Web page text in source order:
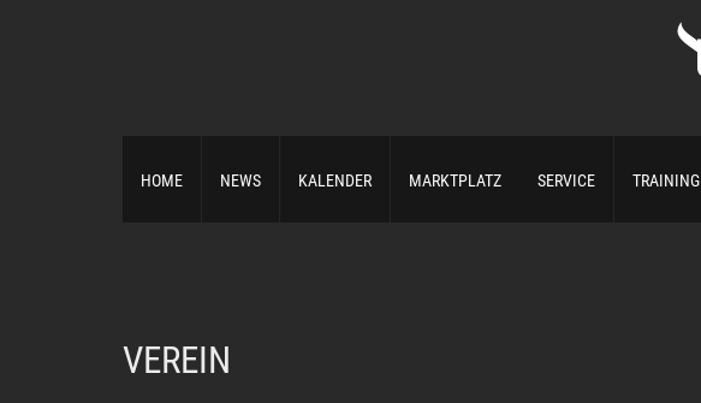
HOME NEWS KALENDER MARKTPLATZ SERVICE TRAINING
VEREIN